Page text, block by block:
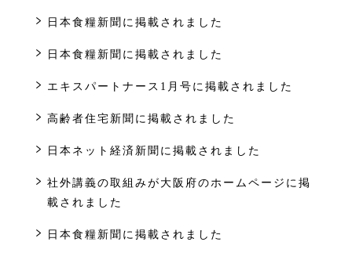
日本食糧新聞に掲載されました
日本食糧新聞に掲載されました
エキスパートナース1月号に掲載されました
高齢者住宅新聞に掲載されました
日本ネット経済新聞に掲載されました
社外講義の取組みが大阪府のホームページに掲
載されました
日本食糧新聞に掲載されました